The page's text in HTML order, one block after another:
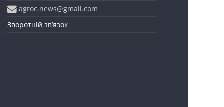
agroc.news@gmail.com
Зворотній зв’язок